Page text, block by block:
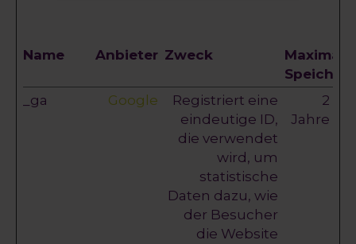
Name Anbieter Zweck
Maximale
_ga
Google
Registriert eine
eindeutige ID,
die verwendet
wird, um
statistische
Daten dazu, wie
der Besucher
die Website
2
Jahre